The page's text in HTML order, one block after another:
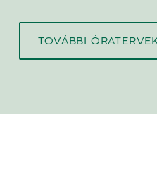
TOVÁBBI